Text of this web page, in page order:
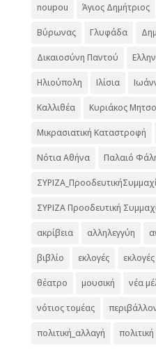
noupou Άγιος Δημήτριος
Βύρωνας Γλυφάδα
Δικαιοσύνη Παντού
Ηλιούπολη Ιλίσια
Καλλιθέα Κυριάκος
Μικρασιατική Καταστροφή
Νότια Αθήνα Παλαιό
ΣΥΡΙΖΑ Προοδευτική
ακρίβεια αλληλεγγύη
βιβλίο εκλογές
θέατρο μουσική νέα
νότιος τομέας
πολιτική_αλλαγή